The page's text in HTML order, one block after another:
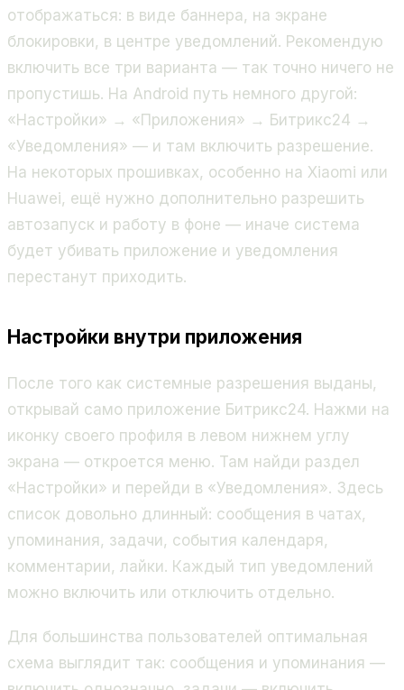
отображаться: в виде баннера, на экране
блокировки, в центре уведомлений. Рекомендую
включить все три варианта — так точно ничего не
пропустишь. На Android путь немного другой:
«Настройки» → «Приложения» → Битрикс24 →
«Уведомления» — и там включить разрешение.
На некоторых прошивках, особенно на Xiaomi или
Huawei, ещё нужно дополнительно разрешить
автозапуск и работу в фоне — иначе система
будет убивать приложение и уведомления
перестанут приходить.
Настройки внутри приложения
После того как системные разрешения выданы,
открывай само приложение Битрикс24. Нажми на
иконку своего профиля в левом нижнем углу
экрана — откроется меню. Там найди раздел
«Настройки» и перейди в «Уведомления». Здесь
список довольно длинный: сообщения в чатах,
упоминания, задачи, события календаря,
комментарии, лайки. Каждый тип уведомлений
можно включить или отключить отдельно.
Для большинства пользователей оптимальная
схема выглядит так: сообщения и упоминания —